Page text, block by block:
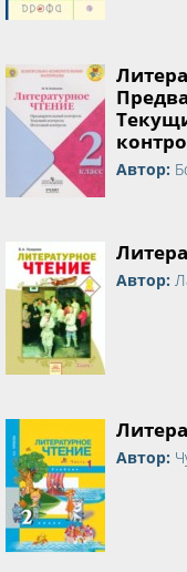
Автор:
Автор:
Автор: